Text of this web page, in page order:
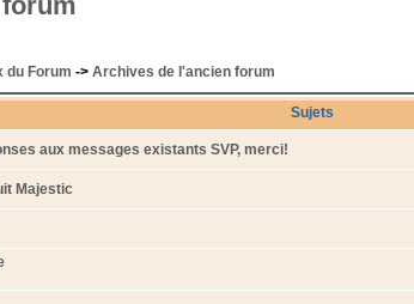
du Forum -> Archives de l'ancien forum
Sujets
aux messages existants SVP, merci!
Majestic